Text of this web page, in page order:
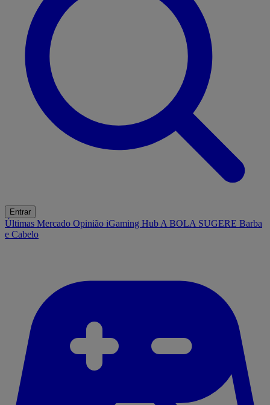
Entrar
Últimas Mercado Opinião iGaming Hub A BOLA SUGERE Barba
e Cabelo